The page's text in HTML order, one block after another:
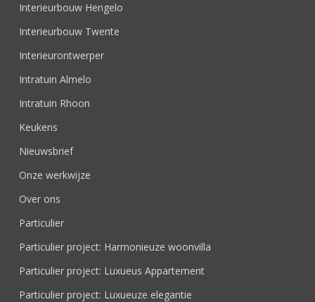
Interieurbouw Hengelo
Interieurbouw Twente
Interieurontwerper
Intratuin Almelo
Intratuin Rhoon
Keukens
Nieuwsbrief
Onze werkwijze
Over ons
Particulier
Particulier project: Harmonieuze woonvilla
Particulier project: Luxueus Appartement
Particulier project: Luxueuze elegantie